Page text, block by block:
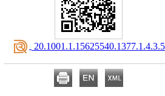
‎ 20.1001.1.15625540.1377.1.4.3.5